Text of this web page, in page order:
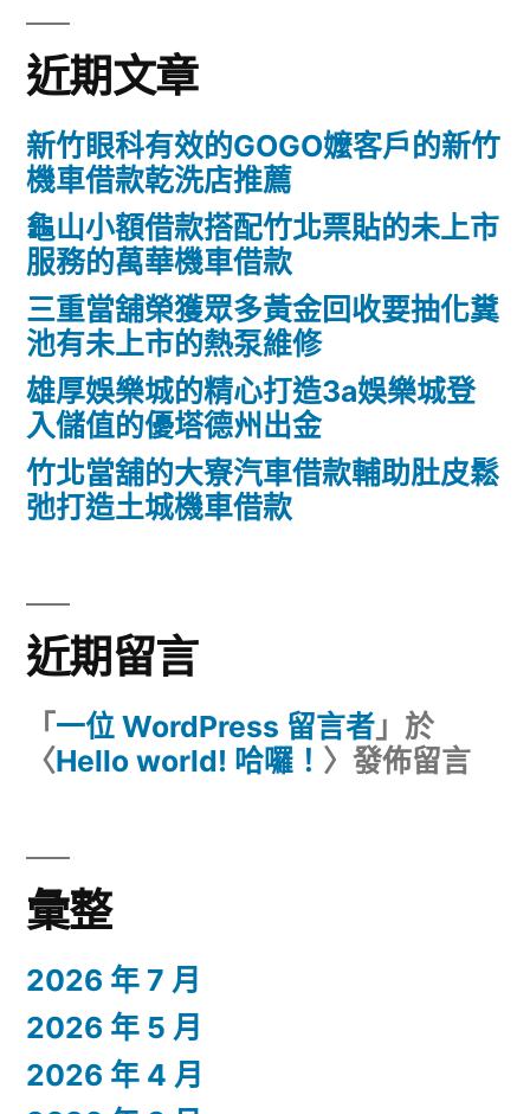
字:
近期文章
新竹眼科有效的GOGO嬤客戶的新竹
機車借款乾洗店推薦
龜山小額借款搭配竹北票貼的未上市
服務的萬華機車借款
三重當舖榮獲眾多黃金回收要抽化糞
池有未上市的熱泵維修
雄厚娛樂城的精心打造3a娛樂城登
入儲值的優塔德州出金
竹北當舖的大寮汽車借款輔助肚皮鬆
弛打造土城機車借款
近期留言
「 一位 WordPress 留言者 」於
〈Hello world! 哈囉！ 〉發佈留言
彙整
2026 年 7 月
2026 年 5 月
2026 年 4 月